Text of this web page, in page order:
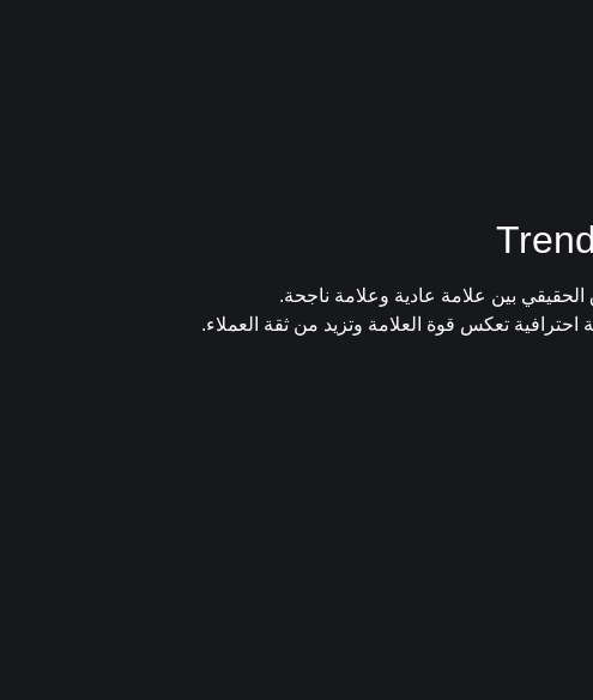
بين علامة عادية وعلامة ناجحة.
تعكس قوة العلامة وتزيد من ثقة العملاء.